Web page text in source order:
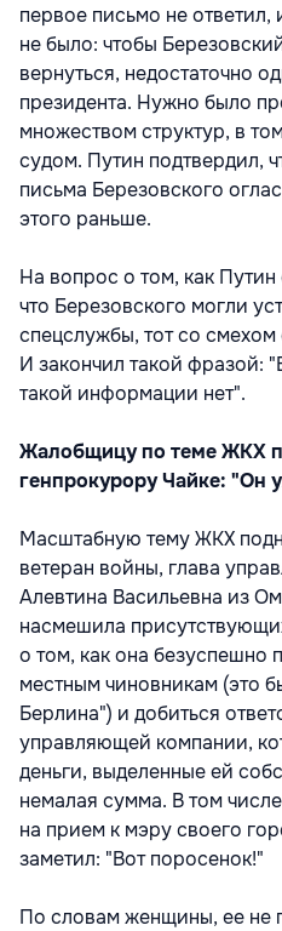
первое письмо не ответил,
не было: чтобы
вернуться, недостаточно
президента. Нужно было
множеством структур, в
судом. Путин подтвердил,
письма Березовского
этого раньше.
На вопрос о том, как Путин
что Березовского могли
спецслужбы, тот со смехом
И закончил такой фразой:
такой информации нет".
Жалобщицу по теме ЖКХ
генпрокурору Чайке: "Он
Масштабную тему ЖКХ
ветеран войны, глава
Алевтина Васильевна из
насмешила
о том, как она безуспешно
местным чиновникам (это
Берлина") и добиться
управляющей компании,
деньги, выделенные ей
немалая сумма. В том
на прием к мэру своего
заметил: "Вот поросенок!"
По словам женщины, ее не